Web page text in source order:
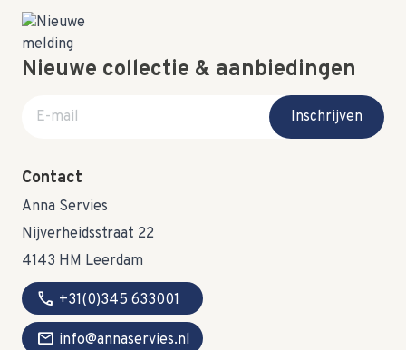
Nieuwe collectie & aanbiedingen
E-mail adres
Inschrijven
Contact
Anna Servies
Nijverheidsstraat 22
4143 HM Leerdam
call +31(0)345 633001
mail info@annaservies.nl